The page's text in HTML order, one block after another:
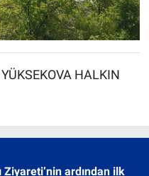
HALKIN
Ziyareti’nin ardından ilk